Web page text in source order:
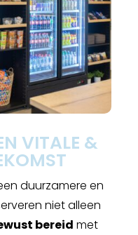
VITALE &
duurzamere en
niet alleen
bereid met